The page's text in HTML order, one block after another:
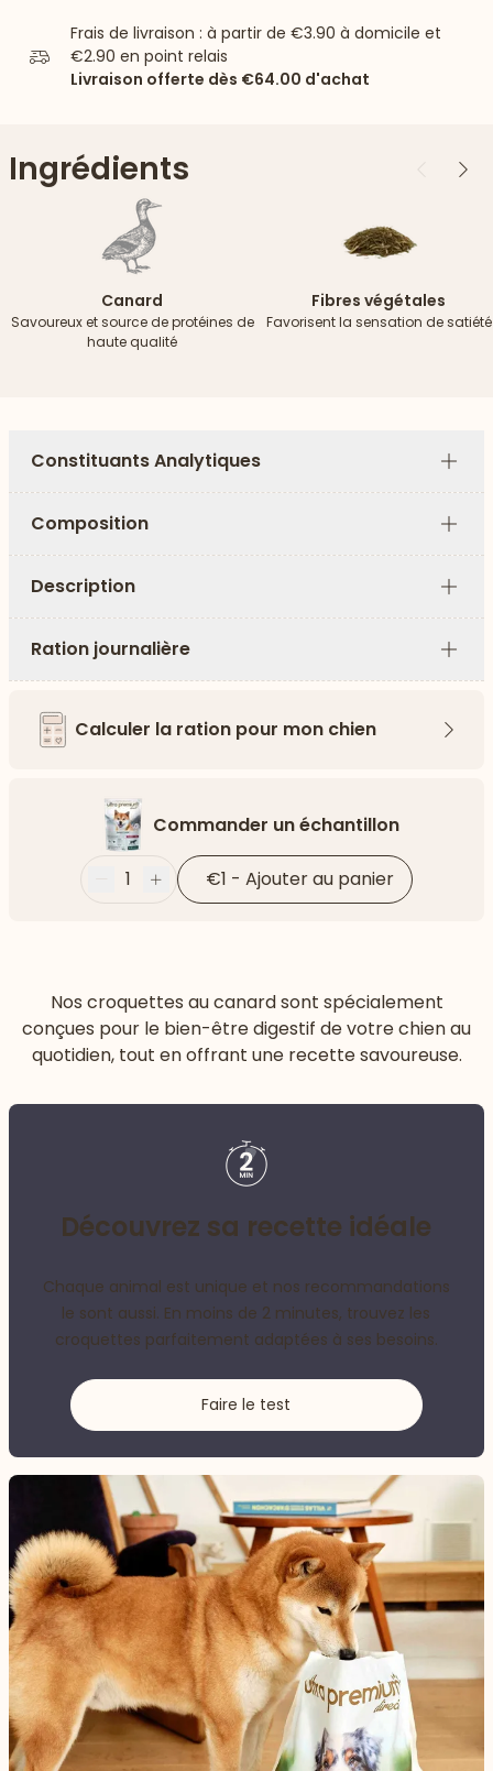
Frais de livraison : à partir de €3.90 à domicile et
€2.90 en point relais
Livraison offerte dès €64.00 d'achat
Ingrédients Précédent
Canard
Savoureux et source de protéines de
haute qualité
Fibres végétales
Favorisent la sensation de satiété
Constituants Analytiques
Plus
Composition
Plus
Description
Plus
Ration journalière
Plus
Calculer la ration pour mon chien
Commander un échantillon
Moins
1 Plus €1 - Ajouter au panier
Nos croquettes au canard sont spécialement
conçues pour le bien-être digestif de votre chien au
quotidien, tout en offrant une recette savoureuse.
Découvrez sa recette idéale
Chaque animal est unique et nos recommandations
le sont aussi. En moins de 2 minutes, trouvez les
croquettes parfaitement adaptées à ses besoins.
Faire le test